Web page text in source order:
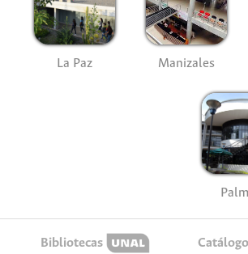
La Paz Manizales
Bibliotecas Catálogo